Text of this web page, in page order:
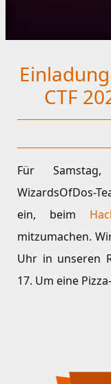
CTF
Für
WizardsOfDos-
ein, beim
mitzumachen.
Uhr in unseren
17. Um eine